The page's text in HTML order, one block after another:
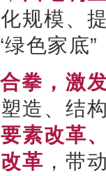
规模、
色家底
拳，激
塑造、结
素改革
革 ，带